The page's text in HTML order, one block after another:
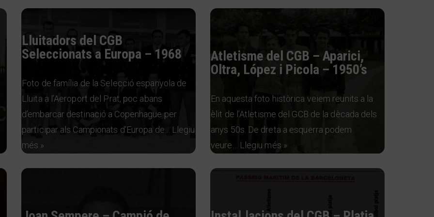
Lluitadors del CGB
Seleccionats a Europa – 1968
Foto de família de la Selecció espanyola de
Lluita a l’Aeroport del Prat, poc abans
d’embarcar destinació a Copenhague per
participar als Campionats d’Europa de… Llegiu
més »
Atletisme del CGB – Aparici,
Oltra, López i Picola – 1950’s
En aquesta foto històrica veiem reunits a la
èlit de l’Atletisme del GCB de la dècada dels
anys 50s. De dreta a esquerra podem
veure…
Llegiu més »